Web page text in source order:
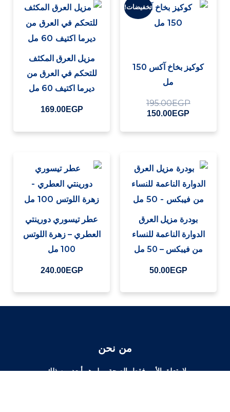
تخفيضات!
كوكيز بخاخ آكس 150
مل
195.00EGP
الأصلي
هو:
150.00EGP
الحالي
هو:
مزيل العرق المكثف
للتحكم في العرق من
ديرما اكتيف 60 مل
169.00EGP
بودرة مزيل العرق
الدوارة الناعمة للنساء
من فيبكس – 50 مل
50.00EGP
عطر تيسوري دورينتي
العطري – زهرة اللوتس
100 مل
240.00EGP
من نحن
لا يتعلق الأمر فقط بالصحة ، بل هو أبعد من ذلك.